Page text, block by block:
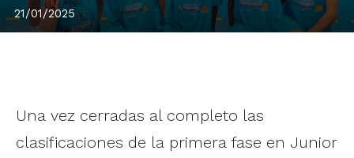
21/01/2025
Una vez cerradas al completo las
clasificaciones de la primera fase en Junior